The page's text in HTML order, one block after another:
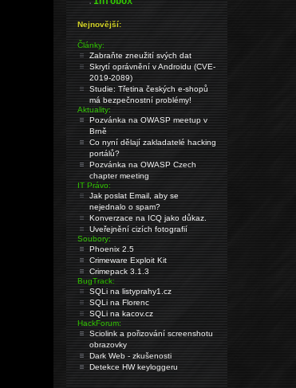
Nejnovější:
Články:
Zabraňte zneužití svých dat
Skrytí oprávnění v Androidu (CVE-
2019-2089)
Studie: Třetina českých e-shopů
má bezpečnostní problémy!
Aktuality:
Pozvánka na OWASP meetup v
Brně
Co nyní dělají zakladatelé hacking
portálů?
Pozvánka na OWASP Czech
chapter meeting
IT Právo:
Jak poslat Email, aby se
nejednalo o spam?
Konverzace na ICQ jako důkaz.
Uveřejnění cizích fotografií
Soubory:
Phoenix 2.5
Crimeware Exploit Kit
Crimepack 3.1.3
BugTrack:
SQLi na listyprahy1.cz
SQLi na Florenc
SQLi na kacov.cz
HackForum:
Sciolink a pořizování screenshotu
obrazovky
Dark Web - zkušenosti
Detekce HW keyloggeru